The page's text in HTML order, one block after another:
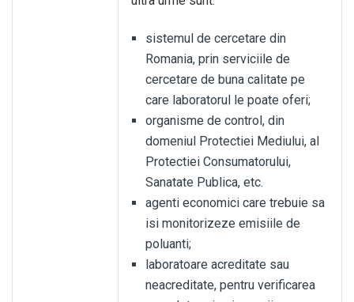
sistemul de cercetare din
Romania, prin serviciile de
cercetare de buna calitate pe
care laboratorul le poate oferi;
organisme de control, din
domeniul Protectiei Mediului, al
Protectiei Consumatorului,
Sanatate Publica, etc.
agenti economici care trebuie sa
isi monitorizeze emisiile de
poluanti;
laboratoare acreditate sau
neacreditate, pentru verificarea